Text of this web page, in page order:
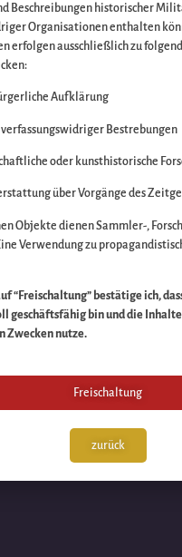
bitte die
arbeiten
Beschreibungen historischer
Organisationen enthalten
erfolgen ausschließlich zu
Aufklärung
Bestrebungen
oder kunsthistorische
über Vorgänge des
Objekte dienen Sammler-,
Verwendung zu
“Freischaltung” bestätige ich,
geschäftsfähig bin und die
Zwecken nutze.
Freischaltung
zurück